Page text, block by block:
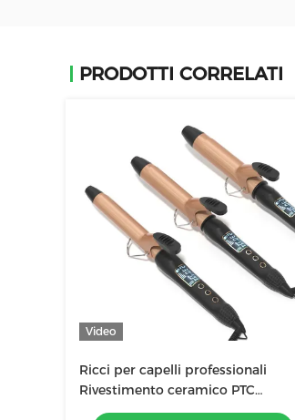
PRODOTTI CORRELATI
Video
Ricci per capelli professionali
Rivestimento ceramico PTC
Riscaldamento elettrico Portatile